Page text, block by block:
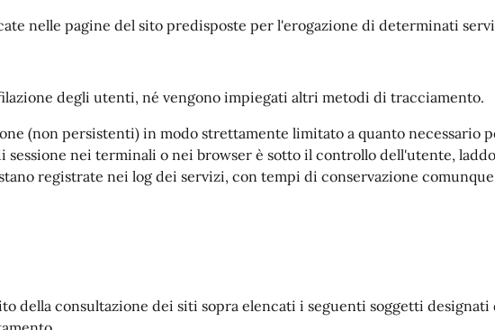
nelle pagine del sito predisposte per l'erogazione di determinati
degli utenti, né vengono impiegati altri metodi di tracciamento.
(non persistenti) in modo strettamente limitato a quanto necessario
nei terminali o nei browser è sotto il controllo dell'utente,
registrate nei log dei servizi, con tempi di conservazione
della consultazione dei siti sopra elencati i seguenti soggetti designati